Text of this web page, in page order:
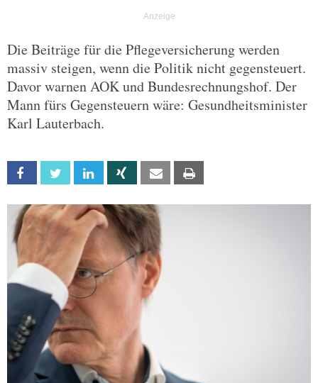
Die Beiträge für die Pflegeversicherung werden
massiv steigen, wenn die Politik nicht gegensteuert.
Davor warnen AOK und Bundesrechnungshof. Der
Mann fürs Gegensteuern wäre: Gesundheitsminister
Karl Lauterbach.
Facebook Twitter Linkedin Xing Email